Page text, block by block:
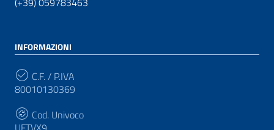
INFORMAZIONI
C.F. / P.IVA
80010130369
Cod. Univoco